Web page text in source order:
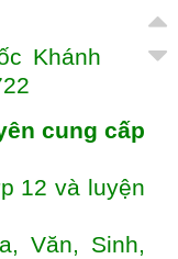
Khánh
cung cấp
12 và luyện
Văn, Sinh,